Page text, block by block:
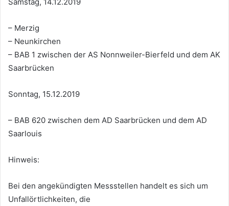
Samstag, 14.12.2019
– Merzig
– Neunkirchen
– BAB 1 zwischen der AS Nonnweiler-Bierfeld und dem AK
Saarbrücken
Sonntag, 15.12.2019
– BAB 620 zwischen dem AD Saarbrücken und dem AD
Saarlouis
Hinweis:
Bei den angekündigten Messstellen handelt es sich um
Unfallörtlichkeiten, die